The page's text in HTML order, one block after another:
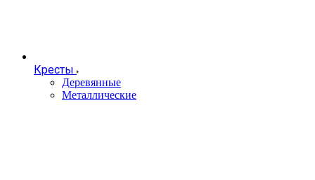
Кресты
Деревянные
Металлические